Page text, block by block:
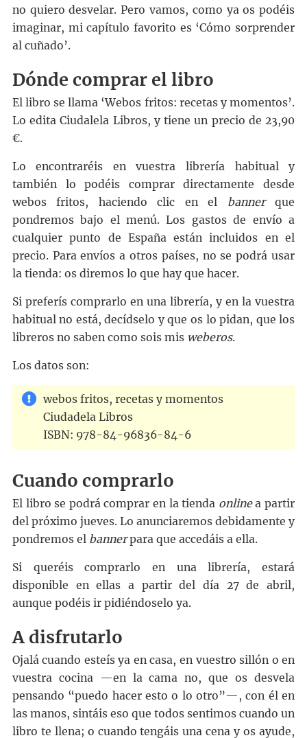
no quiero desvelar. Pero vamos, como ya os podéis
imaginar, mi capítulo favorito es ‘Cómo sorprender
al cuñado’.
Dónde comprar el libro
El libro se llama ‘Webos fritos: recetas y momentos’.
Lo edita Ciudalela Libros, y tiene un precio de 23,90
€.
Lo encontraréis en vuestra librería habitual y
también lo podéis comprar directamente desde
webos fritos, haciendo clic en el bannerque
pondremos bajo el menú. Los gastos de envío a
cualquier punto de España están incluidos en el
precio. Para envíos a otros países, no se podrá usar
la tienda: os diremos lo que hay que hacer.
Si preferís comprarlo en una librería, y en la vuestra
habitual no está, decídselo y que os lo pidan, que los
libreros no saben como sois mis weberos.
Los datos son:
webos fritos, recetas y momentos
Ciudadela Libros
ISBN: 978-84-96836-84-6
Cuando comprarlo
El libro se podrá comprar en la tienda onlinea partir
del próximo jueves. Lo anunciaremos debidamente y
pondremos el bannerpara que accedáis a ella.
Si queréis comprarlo en una librería, estará
disponible en ellas a partir del día 27 de abril,
aunque podéis ir pidiéndoselo ya.
A disfrutarlo
Ojalá cuando esteís ya en casa, en vuestro sillón o en
vuestra cocina —en la cama no, que os desvela
pensando “puedo hacer esto o lo otro”—, con él en
las manos, sintáis eso que todos sentimos cuando un
libro te llena; o cuando tengáis una cena y os ayude,